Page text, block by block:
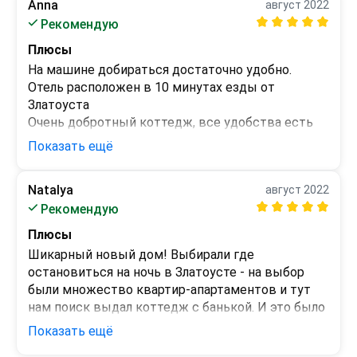
заходить. Вежливость - это Татьяна!
Хозяева очень гостепреимные. Вовремя решают
все вопросы.
Минусы
Anna
Рекомендую
август 2022
Плюсы
На машине добираться достаточно удобно.
Отель расположен в 10 минутах езды от
Златоуста
Очень добротный коттедж, все удобства есть
(туалет, душ, баня на первом этаже). Посуда,
постельное белье, матрас хорошие. Огромная
Хорошая звукоизоляция (в соседнем коттедже
отдыхала компания - нам их музыка не мешала).
Очень чисто, посуда тоже чистая.
Очень отзывчивые хозяева! Понадобились
нитка с иголкой - тут же принесли.
Заботливо нас ждали чай, приправы, соль, уксус и
прочие мелочи для мариновки мяса
Минусы
Довольно крутая лестница на второй этаж - кто
с малышами, тому надо будет следить за ними.
И немного не хватило благоустройства зоны
барбекю, но хозяева сказали, что зона в
процессе оформления.
Показать ещё
Natalya
Рекомендую
август 2022
Плюсы
Шикарный новый дом! Выбирали где
остановиться на ночь в Златоусте - на выбор
были множество квартир-апартаментов и тут
нам поиск выдал коттедж с банькой. И это было
то, что нужно. За те же самые деньги вы
получаете целый дом. Он находиться всего лишь
Показать ещё